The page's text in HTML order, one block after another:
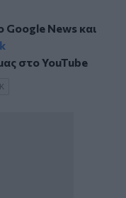
Google Newsκαι
στοYouTube